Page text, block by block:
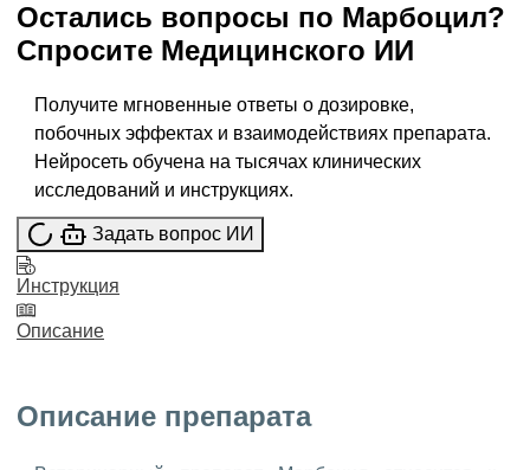
Остались вопросы по Марбоцил?
Спросите Медицинского ИИ
Получите мгновенные ответы о дозировке,
побочных эффектах и взаимодействиях препарата.
Нейросеть обучена на тысячах клинических
исследований и инструкциях.
Задать вопрос ИИ
Инструкция
Описание
Описание препарата